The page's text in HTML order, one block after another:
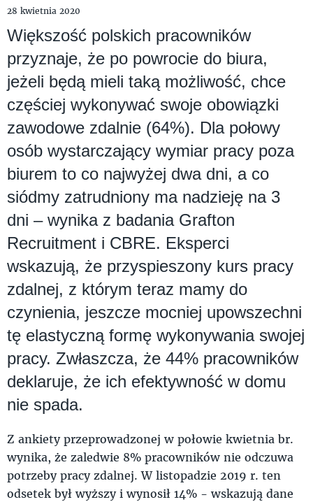
28 kwietnia 2020
Większość polskich pracowników
przyznaje, że po powrocie do biura,
jeżeli będą mieli taką możliwość, chce
częściej wykonywać swoje obowiązki
zawodowe zdalnie (64%). Dla połowy
osób wystarczający wymiar pracy poza
biurem to co najwyżej dwa dni, a co
siódmy zatrudniony ma nadzieję na 3
dni – wynika z badania Grafton
Recruitment i CBRE. Eksperci
wskazują, że przyspieszony kurs pracy
zdalnej, z którym teraz mamy do
czynienia, jeszcze mocniej upowszechni
tę elastyczną formę wykonywania swojej
pracy. Zwłaszcza, że 44% pracowników
deklaruje, że ich efektywność w domu
nie spada.
Z ankiety przeprowadzonej w połowie kwietnia br.
wynika, że zaledwie 8% pracowników nie odczuwa
potrzeby pracy zdalnej. W listopadzie 2019 r. ten
odsetek był wyższy i wynosił 14% - wskazują dane